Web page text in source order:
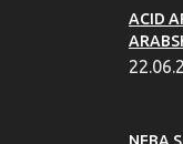
ACID